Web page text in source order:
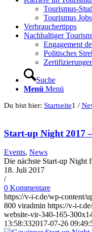
Tourismus-
Tourismus Jobs
Verbrauchertipps
Nachhaltiger
Engagement
Politisches
Suche
Menü Menü
Du bist hier: Startseite1 /
Start-up Night 2017
Events, News
Die nächste Start-up Night
18. Juli 2017
/
0 Kommentare
https://v-i-r.de/wp-content/
800 viradmin https://v-i-
website-vir-340-165-
13:58:332017-07-26